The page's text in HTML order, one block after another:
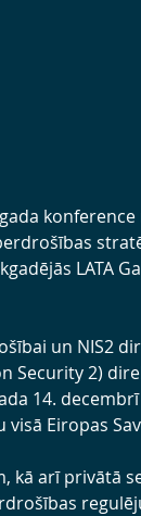
LATA
un NIS2
Security 2)
14.
Eiropas
kā arī privātā